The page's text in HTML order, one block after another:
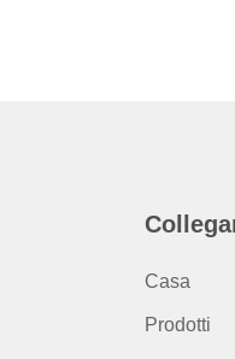
Casa
Prodotti